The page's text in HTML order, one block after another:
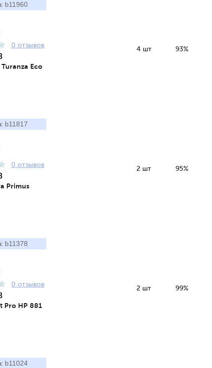
b11960
0 отзывов
Eco
4 шт 93%
b11817
0 отзывов
Primus
2 шт 95%
b11378
0 отзывов
Pro HP 881
2 шт 99%
b11024